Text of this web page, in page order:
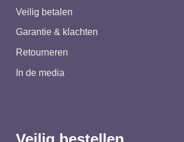
Veilig betalen
Garantie & klachten
Retourneren
In de media